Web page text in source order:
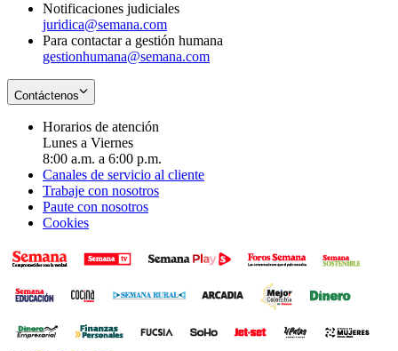
Notificaciones judiciales
juridica@semana.com
Para contactar a gestión humana
gestionhumana@semana.com
Contáctenos
Horarios de atención
Lunes a Viernes
8:00 a.m. a 6:00 p.m.
Canales de servicio al cliente
Trabaje con nosotros
Paute con nosotros
Cookies